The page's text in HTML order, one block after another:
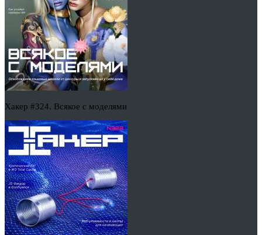
Хакер #324. Всякое с моделями